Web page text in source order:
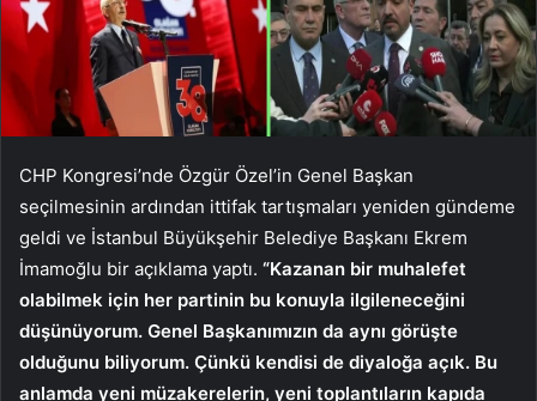
CHP Kongresi’nde Özgür Özel’in Genel Başkan
seçilmesinin ardından ittifak tartışmaları yeniden gündeme
geldi ve İstanbul Büyükşehir Belediye Başkanı Ekrem
İmamoğlu bir açıklama yaptı. “Kazanan bir muhalefet
olabilmek için her partinin bu konuyla ilgileneceğini
düşünüyorum. Genel Başkanımızın da aynı görüşte
olduğunu biliyorum. Çünkü kendisi de diyaloğa açık. Bu
anlamda yeni müzakerelerin, yeni toplantıların kapıda